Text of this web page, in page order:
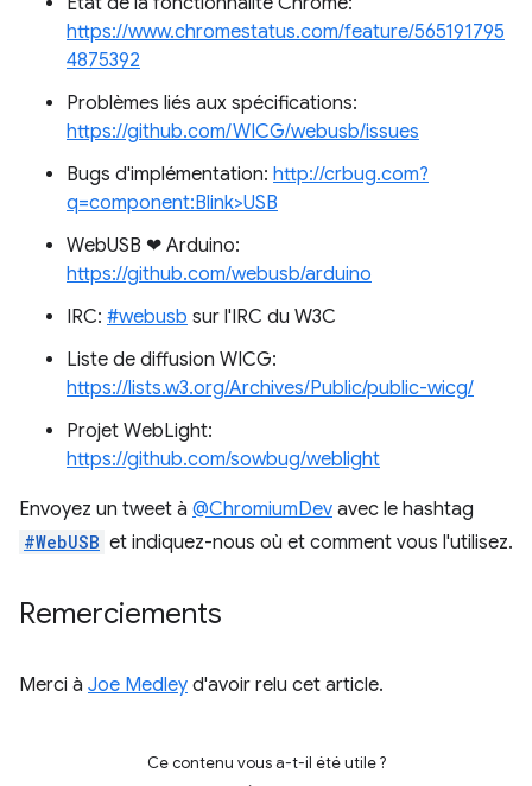
https://www.chromestatus.com/feature/565191795
4875392
Problèmes liés aux spécifications:
https://github.com/WICG/webusb/issues
Bugs d'implémentation: http://crbug.com?
q=component:Blink>USB
WebUSB ❤ Arduino:
https://github.com/webusb/arduino
IRC: #webusb sur l'IRC du W3C
Liste de diffusion WICG:
https://lists.w3.org/Archives/Public/public-wicg/
Projet WebLight:
https://github.com/sowbug/weblight
Envoyez un tweet à @ChromiumDev avec le hashtag
#WebUSB et indiquez-nous où et comment vous l'utilisez.
Remerciements
Merci à Joe Medley d'avoir relu cet article.
Ce contenu vous a-t-il été utile ?